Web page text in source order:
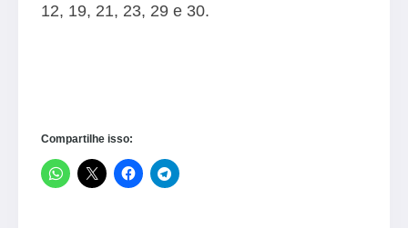
12, 19, 21, 23, 29 e 30.
Compartilhe isso: